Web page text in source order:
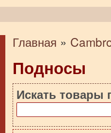
Вы здесь
Главная »
Подносы
Искать товары